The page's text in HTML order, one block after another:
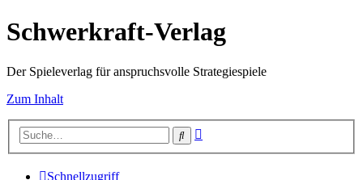
Schwerkraft-Verlag
Der Spieleverlag für anspruchsvolle Strategiespiele
Zum Inhalt
Suche
Schnellzugriff